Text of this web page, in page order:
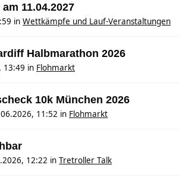
11.04.2027
in Wettkämpfe und Lauf-Veranstaltungen
Halbmarathon 2026
13:49 in Flohmarkt
10k München 2026
11:52 in Flohmarkt
12:22 in Tretroller Talk